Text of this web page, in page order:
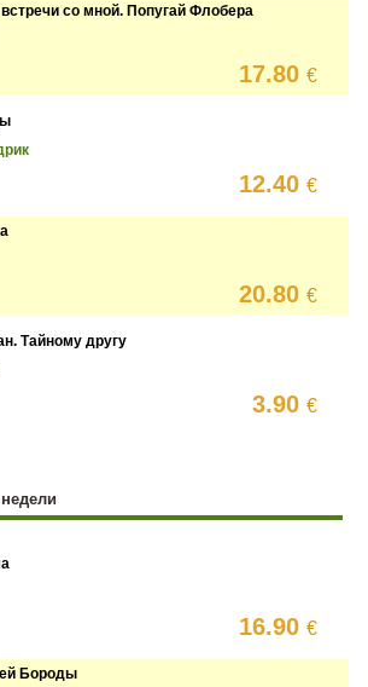
со мной. Попугай Флобера
17.80€
12.40€
20.80€
Тайному другу
3.90€
16.90€
Бороды